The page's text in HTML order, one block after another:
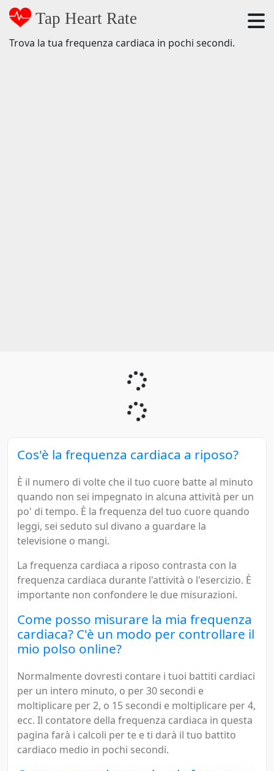
Tap Heart Rate
Trova la tua frequenza cardiaca in pochi secondi.
Cos'è la frequenza cardiaca a riposo?
È il numero di volte che il tuo cuore batte al minuto
quando non sei impegnato in alcuna attività per un
po' di tempo. È la frequenza del tuo cuore quando
leggi, sei seduto sul divano a guardare la
televisione o mangi.
La frequenza cardiaca a riposo contrasta con la
frequenza cardiaca durante l'attività o l'esercizio. È
importante non confondere le due misurazioni.
Come posso misurare la mia frequenza
cardiaca? C'è un modo per controllare il
mio polso online?
Normalmente dovresti contare i tuoi battiti cardiaci
per un intero minuto, o per 30 secondi e
moltiplicare per 2, o 15 secondi e moltiplicare per 4,
ecc. Il contatore della frequenza cardiaca in questa
pagina farà i calcoli per te e ti darà il tuo battito
cardiaco medio in pochi secondi.